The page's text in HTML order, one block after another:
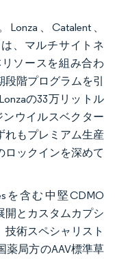
、Catalent、
、マルチサイトネ
ソースを組み合わ
階プログラムを引
の33万リットル
ウイルスベクター
れもプレミアム生産
ロックインを深めて
を含む中堅CDMO
開とカスタムカプシ
技術スペシャリスト
薬局方のAAV標準草